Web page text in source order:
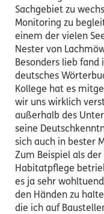
Sachgebiet zu
Monitoring zu
einem der vielen
Nester von
Besonders lieb
deutsches
Kollege hat es
wir uns wirklich
außerhalb des
seine
sich auch in bester
Zum Beispiel als
Habitatpflege
es ja sehr
den Händen zu
die ich auf